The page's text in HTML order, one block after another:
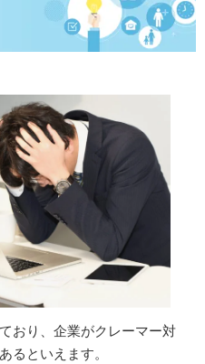
おり、企業がクレーマー対
るといえます。